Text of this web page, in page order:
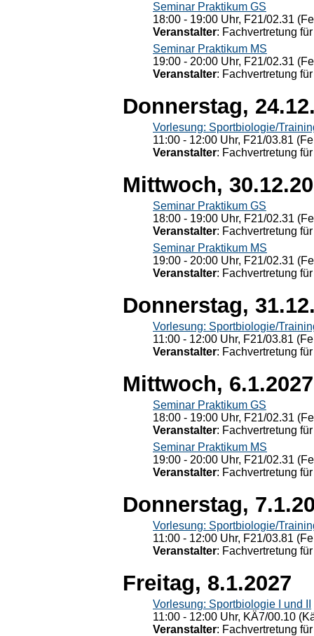
Seminar Praktikum GS
18:00 - 19:00 Uhr, F21/02.31
Veranstalter: Fachvertretung
Seminar Praktikum MS
19:00 - 20:00 Uhr, F21/02.31
Veranstalter: Fachvertretung
Donnerstag,
Vorlesung: Sportbiologie/
11:00 - 12:00 Uhr, F21/03.81
Veranstalter: Fachvertretung
Mittwoch,
Seminar Praktikum GS
18:00 - 19:00 Uhr, F21/02.31
Veranstalter: Fachvertretung
Seminar Praktikum MS
19:00 - 20:00 Uhr, F21/02.31
Veranstalter: Fachvertretung
Donnerstag,
Vorlesung: Sportbiologie/
11:00 - 12:00 Uhr, F21/03.81
Veranstalter: Fachvertretung
Mittwoch, 6.1.2027
Seminar Praktikum GS
18:00 - 19:00 Uhr, F21/02.31
Veranstalter: Fachvertretung
Seminar Praktikum MS
19:00 - 20:00 Uhr, F21/02.31
Veranstalter: Fachvertretung
Donnerstag,
Vorlesung: Sportbiologie/
11:00 - 12:00 Uhr, F21/03.81
Veranstalter: Fachvertretung
Freitag, 8.1.2027
Vorlesung: Sportbiologie I und II
11:00 - 12:00 Uhr, KÄ7/00.10
Veranstalter: Fachvertretung